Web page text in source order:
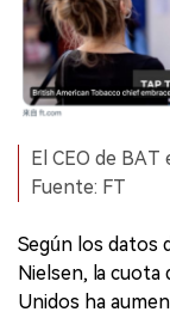
El CEO de
Fuente: FT
Según los datos
Nielsen, la cuota
Unidos ha